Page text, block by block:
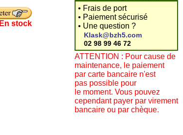
En stock
• Frais de port
• Paiement sécurisé
• Une question ?
Klask@bzh5.com
02 98 99 46 72
ATTENTION : Pour cause de
maintenance, le paiement
par carte bancaire n'est
pas possible pour
le moment. Vous pouvez
cependant payer par virement
bancaire ou par chèque.